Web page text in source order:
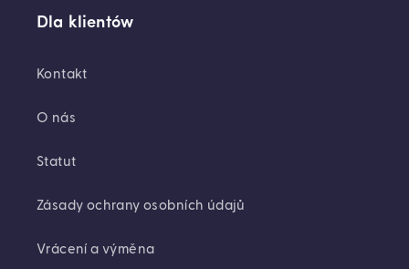
Dla klientów
Kontakt
O nás
Statut
Zásady ochrany osobních údajů
Vrácení a výměna